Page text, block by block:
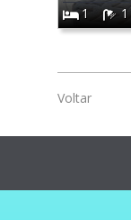
1
1
Voltar